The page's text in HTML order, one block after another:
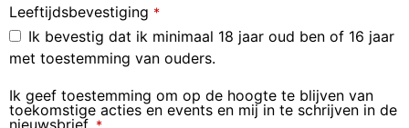
Leeftijdsbevestiging *
Ik bevestig dat ik minimaal 18 jaar oud ben of 16 jaar
met toestemming van ouders.
Ik geef toestemming om op de hoogte te blijven van
toekomstige acties en events en mij in te schrijven in de